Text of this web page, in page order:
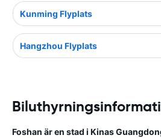
Kunming Flyplats
Hangzhou Flyplats
Foshan är en stad i Kinas